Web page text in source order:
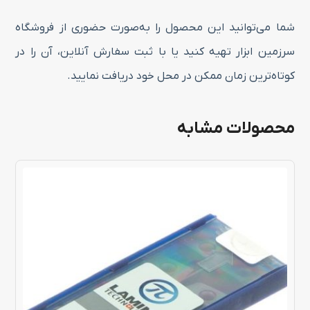
شما می‌توانید این محصول را به‌صورت حضوری از فروشگاه
سرزمین ابزار تهیه کنید یا با ثبت سفارش آنلاین، آن را در
کوتاه‌ترین زمان ممکن در محل خود دریافت نمایید.
محصولات مشابه
انواع
مختلفی